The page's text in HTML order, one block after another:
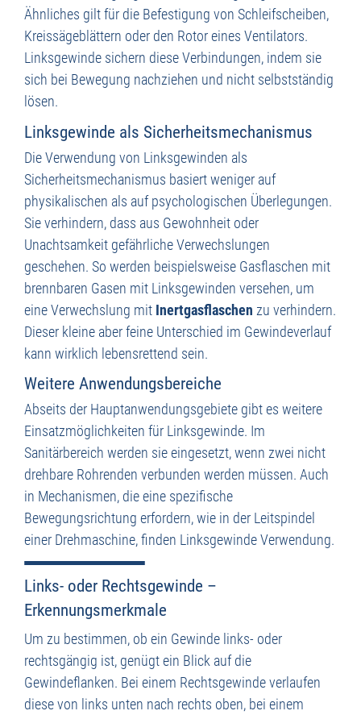
Ähnliches gilt für die Befestigung von Schleifscheiben,
Kreissägeblättern oder den Rotor eines Ventilators.
Linksgewinde sichern diese Verbindungen, indem sie
sich bei Bewegung nachziehen und nicht selbstständig
lösen.
Linksgewinde als Sicherheitsmechanismus
Die Verwendung von Linksgewinden als
Sicherheitsmechanismus basiert weniger auf
physikalischen als auf psychologischen Überlegungen.
Sie verhindern, dass aus Gewohnheit oder
Unachtsamkeit gefährliche Verwechslungen
geschehen. So werden beispielsweise Gasflaschen mit
brennbaren Gasen mit Linksgewinden versehen, um
eine Verwechslung mit Inertgasflaschen zu verhindern.
Dieser kleine aber feine Unterschied im Gewindeverlauf
kann wirklich lebensrettend sein.
Weitere Anwendungsbereiche
Abseits der Hauptanwendungsgebiete gibt es weitere
Einsatzmöglichkeiten für Linksgewinde. Im
Sanitärbereich werden sie eingesetzt, wenn zwei nicht
drehbare Rohrenden verbunden werden müssen. Auch
in Mechanismen, die eine spezifische
Bewegungsrichtung erfordern, wie in der Leitspindel
einer Drehmaschine, finden Linksgewinde Verwendung.
Links- oder Rechtsgewinde –
Erkennungsmerkmale
Um zu bestimmen, ob ein Gewinde links- oder
rechtsgängig ist, genügt ein Blick auf die
Gewindeflanken. Bei einem Rechtsgewinde verlaufen
diese von links unten nach rechts oben, bei einem